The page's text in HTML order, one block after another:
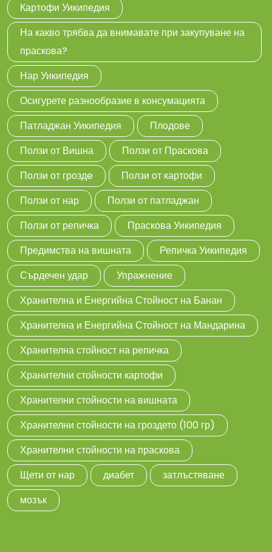
Картофи Уикипедия
На какво трябва да внимавате при закупуване на
праскова?
Нар Уикипедия
Осигурете разнообразие в консумацията
Патладжан Уикипедия
Плодове
Ползи от Вишна
Ползи от Праскова
Ползи от гроздe
Ползи от картофи
Ползи от нар
Ползи от патладжан
Ползи от репичка
Праскова Уикипедия
Предимства на вишната
Репичка Уикипедия
Сърдечен удар
Упражнение
Хранителна и Енергийна Стойност на Банан
Хранителна и Енергийна Стойност на Мандарина
Хранителна стойност на репичка
Хранителни стойности картофи
Хранителни стойности на вишната
Хранителни стойности на гроздето (100 гр)
Хранителни стойности на праскова
Щети от нар
диабет
затлъстяване
мозък